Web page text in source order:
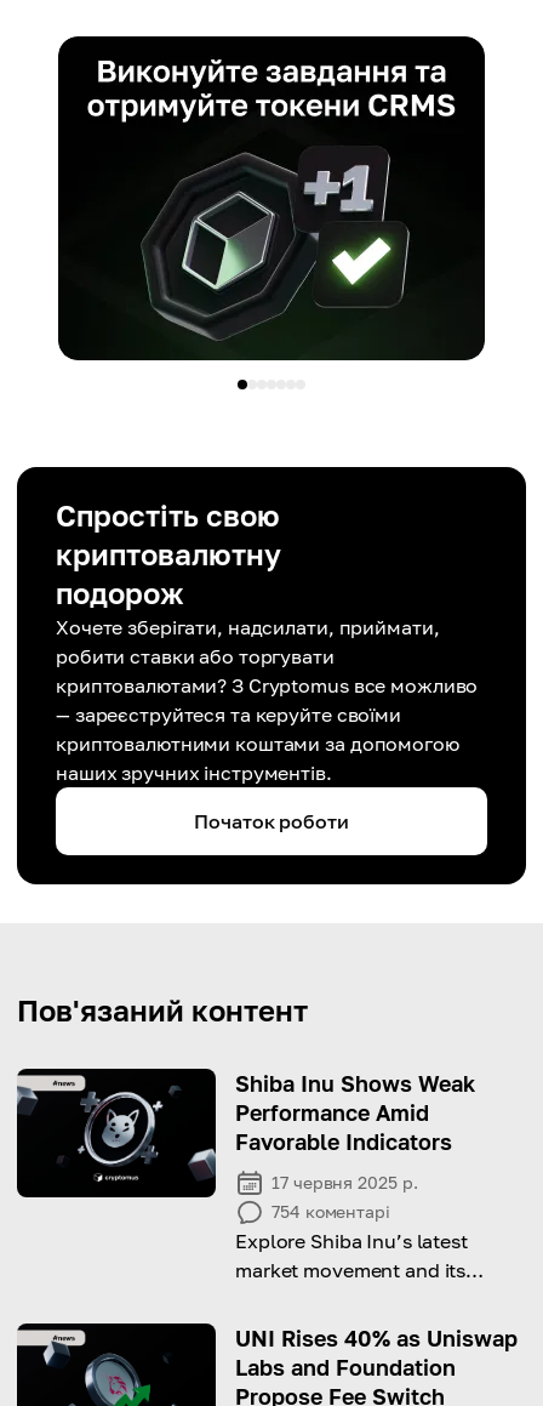
Спростіть свою
криптовалютну
подорож
Хочете зберігати, надсилати, приймати,
робити ставки або торгувати
криптовалютами? З Cryptomus все можливо
— зареєструйтеся та керуйте своїми
криптовалютними коштами за допомогою
наших зручних інструментів.
Початок роботи
Пов'язаний контент
Shiba Inu Shows Weak
Performance Amid
Favorable Indicators
17 червня 2025 р.
754 коментарі
Explore Shiba Inu’s latest
market movement and its
UNI Rises 40% as Uniswap
Labs and Foundation
Propose Fee Switch